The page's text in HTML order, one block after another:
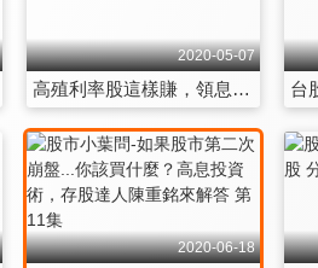
2020-05-07
高殖利率股這樣賺，領息也能賺波段 第5集
2020-06-18